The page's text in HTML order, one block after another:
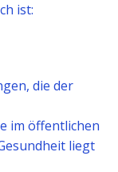
ist:
die der
im öffentlichen
liegt